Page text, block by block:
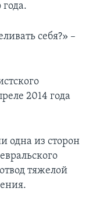
себя?» –
2014 года
одна из сторон
тяжелой